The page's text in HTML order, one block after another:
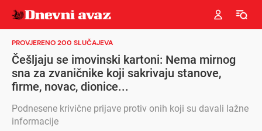
PROVJERENO 200 SLUČAJEVA
Češljaju se imovinski kartoni: Nema mirnog
sna za zvaničnike koji sakrivaju stanove,
firme, novac, dionice...
Podnesene krivične prijave protiv onih koji su davali lažne
informacije